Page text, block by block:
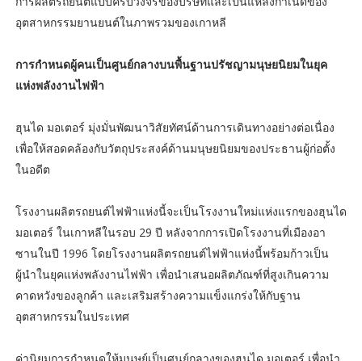
อุตสาหกรรมยานยนต์ในภาพรวมของเกาหลี
การกำหนดผู้คนเป็นศูนย์กลางบนพื้นฐานปรัชญามนุษยนิยมในยุค
แห่งพลังงานไฟฟ้า
ฮุนได มอเตอร์ มุ่งมั่นพัฒนาวิสัยทัศน์ด้านการเดินทางอย่างต่อเนื่อง
เพื่อให้สอดคล้องกับวัตถุประสงค์ด้านมนุษยนิยมของประธานผู้ก่อตั้ง
ในอดีต
โรงงานผลิตรถยนต์ไฟฟ้าแห่งนี้จะเป็นโรงงานใหม่แห่งแรกของฮุนได
มอเตอร์ ในเกาหลีในรอบ 29 ปี หลังจากการเปิดโรงงานที่เมืองอา
ซานในปี 1996 โดยโรงงานผลิตรถยนต์ไฟฟ้าแห่งนี้พร้อมก้าวเป็น
ผู้นำในยุคแห่งพลังงานไฟฟ้า เพื่อนำเสนอผลิตภัณฑ์ที่สูงเกินความ
คาดหวังของลูกค้า และเสริมสร้างความแข็งแกร่งให้กับฐาน
อุตสาหกรรมในประเทศ